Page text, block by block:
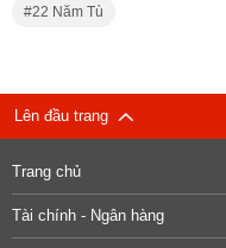
22 Năm Tù
Lên đầu trang
Trang chủ
Tài chính - Ngân hàng